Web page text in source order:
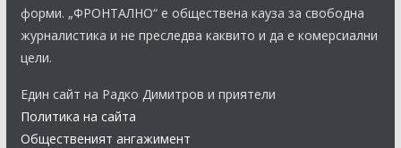
форми. „ФРОНТАЛНО“ е обществена кауза за свободна
журналистика и не преследва каквито и да е комерсиални
цели.
Един сайт на Радко Димитров и приятели
Политика на сайта
Общественият ангажимент